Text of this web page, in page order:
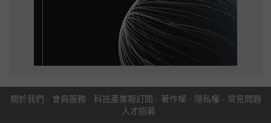
關於我們 · 會員服務 · 科技產業報訂閱 · 著作權 · 隱私權 · 常見問題
· 人才招募